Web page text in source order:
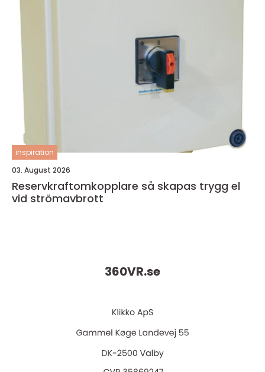
inspiration
03. August 2026
Reservkraftomkopplare så skapas trygg el
vid strömavbrott
360VR.se